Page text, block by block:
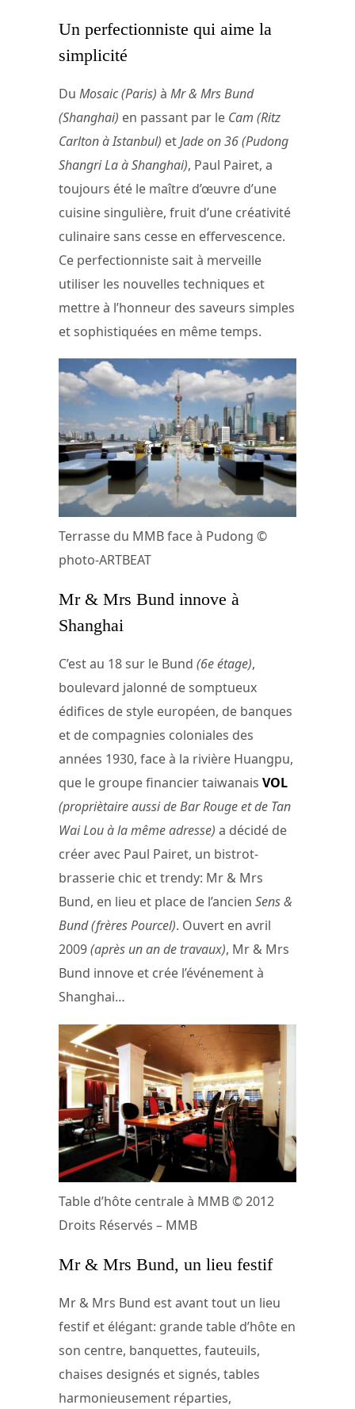
Un perfectionniste qui aime la
simplicité
Du Mosaic (Paris) à Mr & Mrs Bund
(Shanghai) en passant par le Cam (Ritz
Carlton à Istanbul) etJade on 36 (Pudong
Shangri La à Shanghai), Paul Pairet, a
toujours été le maître d’œuvre d’une
cuisine singulière, fruit d’une créativité
culinaire sans cesse en effervescence.
Ce perfectionniste sait à merveille
utiliser les nouvelles techniques et
mettre à l’honneur des saveurs simples
et sophistiquées en même temps.
Terrasse du MMB face à Pudong ©
photo-ARTBEAT
Mr & Mrs Bund innove à
Shanghai
C’est au 18 sur le Bund (6e étage),
boulevard jalonné de somptueux
édifices de style européen, de banques
et de compagnies coloniales des
années 1930, face à la rivière Huangpu,
que le groupe financier taiwanais VOL
(propriètaire aussi de Bar Rouge et de Tan
Wai Lou à la même adresse) a décidé de
créer avec Paul Pairet, un bistrot-
brasserie chic et trendy: Mr & Mrs
Bund, en lieu et place de l’ancien Sens &
Bund (frères Pourcel). Ouvert en avril
2009(après un an de travaux), Mr & Mrs
Bund innove et crée l’événement à
Shanghai…
Table d’hôte centrale à MMB © 2012
Droits Réservés – MMB
Mr & Mrs Bund, un lieu festif
Mr & Mrs Bund est avant tout un lieu
festif et élégant: grande table d’hôte en
son centre, banquettes, fauteuils,
chaises designés et signés, tables
harmonieusement réparties,